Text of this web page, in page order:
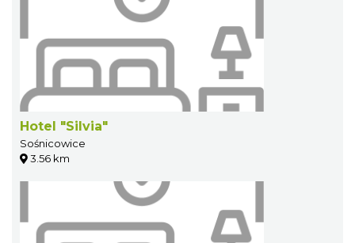
Hotel "Silvia"
Sośnicowice
3.56 km